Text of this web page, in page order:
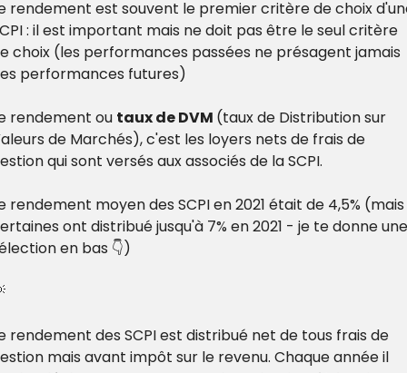
rendement est souvent le premier critère de choix
: il est important mais ne doit pas être le seul critère
choix (les performances passées ne présagent jamais
performances futures)
rendement ou taux de DVM (taux de Distribution sur
de Marchés), c'est les loyers nets de frais de
qui sont versés aux associés de la SCPI.
rendement moyen des SCPI en 2021 était de 4,5% (mais
ont distribué jusqu'à 7% en 2021 - je te donne une
en bas 👇)
rendement des SCPI est distribué net de tous frais de
mais avant impôt sur le revenu. Chaque année il